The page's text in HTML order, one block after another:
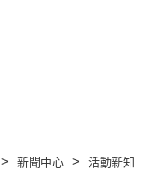
> 新聞中心 > 活動新知